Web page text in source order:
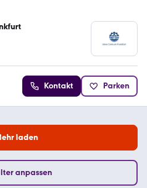
Kontakt Parken
laden
anpassen